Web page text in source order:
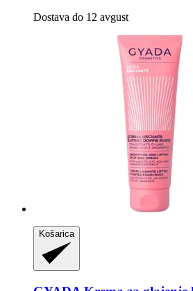
Dostava do 12 avgust
Košarica